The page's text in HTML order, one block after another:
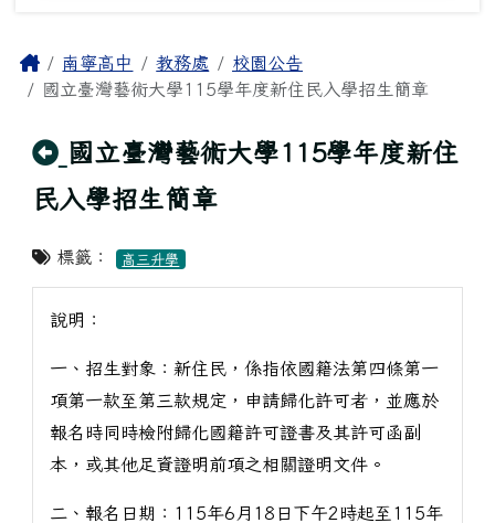
主內容區域
Home南寧高中 教務處
校園公告
國立臺灣藝術大學115學年度新住民入學招生簡章
回上頁
國立臺灣藝術大學115學年度新住
民入學招生簡章
標籤： 高三升學
說明：
一、招生對象：新住民，係指依國籍法第四條第一
項第一款至第三款規定，申請歸化許可者，並應於
報名時同時檢附歸化國籍許可證書及其許可函副
本，或其他足資證明前項之相關證明文件。
二、報名日期：115年6月18日下午2時起至115年